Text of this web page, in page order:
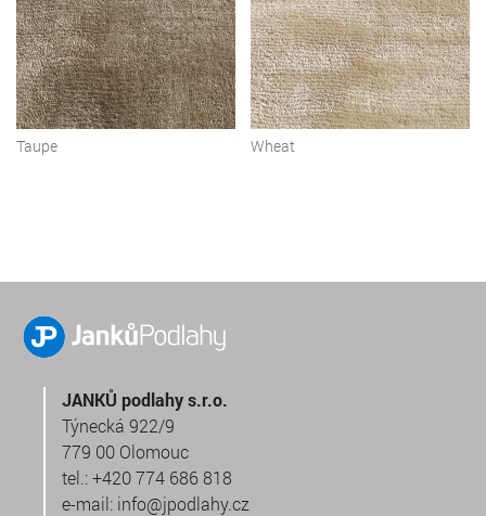
Taupe Wheat
JANKŮ podlahy s.r.o.
Týnecká 922/9
779 00 Olomouc
tel.:+420 774 686 818
e-mail: info@jpodlahy.cz